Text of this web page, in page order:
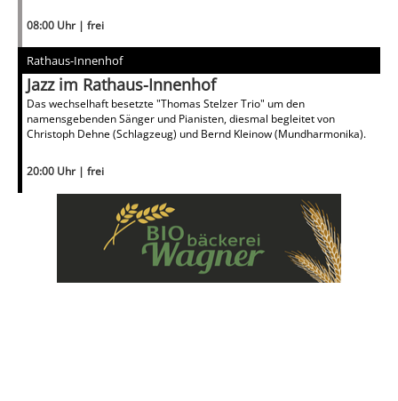
08:00 Uhr | frei
Rathaus-Innenhof
Jazz im Rathaus-Innenhof
Das wechselhaft besetzte "Thomas Stelzer Trio" um den
namensgebenden Sänger und Pianisten, diesmal begleitet von
Christoph Dehne (Schlagzeug) und Bernd Kleinow (Mundharmonika).
20:00 Uhr | frei